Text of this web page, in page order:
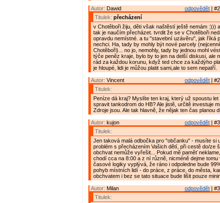
odpovědět |
Autor: Dawid
Titulek: přecházení
v Chotěboři žiju, děti však naštěstí ještě nemám :)))
tak je naučím přecházet. tvrdit že se v Chotěboři
opravdu nemístné. a tu "stavební uzávěru", jak říká
nechci. Ha, tady by mohly být nové parcely
Chotěboři)... no jo, nemohly, tady by jednou mohl
týče peněz kraje, bylo by to jen na delší diskusi, ale
rád za každou korunu, když ted chce za každýho
je hloupé, lidi je můžou platit sami,ale to sem nepatří.
odpovědět |
Autor: Vincent
Titulek:
Peníze dá kraj? Myslíte ten kraj, který už spoustu let
spravit tankodrom do HB? Ale jistě, určitě investuje
Zdroje jsou. Ale tak hlavně, že nějak ten čas planou
odpovědět |
Autor: kujon
Titulek:
Jen taková malá odbočka pro "občanku" - musíte si
problém s přecházením Vašich dětí, při cestě do/ze
obchvat nemůže vyřešit... Pokud mě paměť
chodí cca na 8:00 a z ní různě, nicméně dejme tomu
časové logiky vyplývá, že ráno i odpoledne bude
pohyb místních lidí - do práce, z práce, do města,
obchvatem i bez se tato situace bude lišit pouze
odpovědět |
Autor: Milan
Titulek: